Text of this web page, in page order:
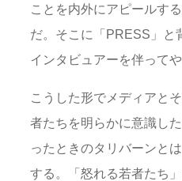
ことを内外にアピールす
だ。そこに「PRESS」と
インタビュアーを伴って
こうした形でメディアと
者たちを明らかに意識し
ったときのタリバーンと
する。「怒れる若者たち